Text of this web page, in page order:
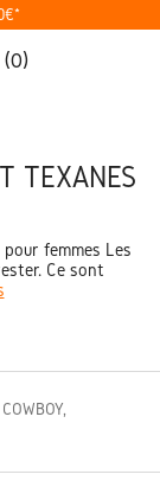
(0)
TEXANES
femmes Les
Ce sont